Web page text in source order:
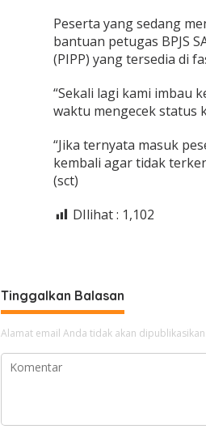
Peserta yang sedang
bantuan petugas BPJS
(PIPP) yang tersedia di
“Sekali lagi kami imbau
waktu mengecek status
“Jika ternyata masuk
kembali agar tidak
(sct)
DIlihat : 1,102
Tinggalkan Balasan
Alamat email Anda tidak akan dipublikasikan.